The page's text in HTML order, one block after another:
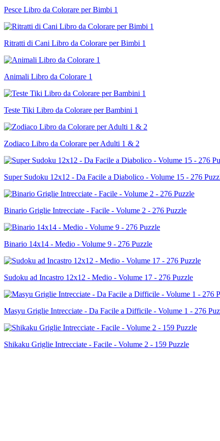
Pesce Libro da Colorare per Bimbi 1
Ritratti di Cani Libro da Colorare per Bimbi 1
Animali Libro da Colorare 1
Teste Tiki Libro da Colorare per Bambini 1
Zodiaco Libro da Colorare per Adulti 1 & 2
Super Sudoku 12x12 - Da Facile a Diabolico - Volume 15 - 276
Binario Griglie Intrecciate - Facile - Volume 2 - 276 Puzzle
Binario 14x14 - Medio - Volume 9 - 276 Puzzle
Sudoku ad Incastro 12x12 - Medio - Volume 17 - 276 Puzzle
Masyu Griglie Intrecciate - Da Facile a Difficile - Volume 1 - 276
Shikaku Griglie Intrecciate - Facile - Volume 2 - 159 Puzzle